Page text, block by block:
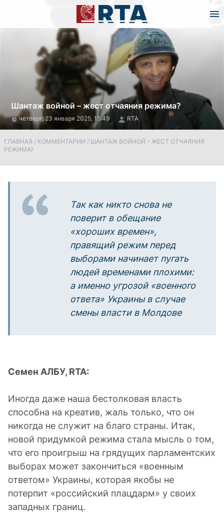
Шантаж войной – жест отчаяния режима?
четверг, 23 января 2025, 15:49 RTA
ГЛАВНАЯ / КОММЕНТАРИИ / ШАНТАЖ ВОЙНОЙ – ЖЕСТ ОТЧАЯНИЯ
РЕЖИМА?
Так как никто снова не
поверит в обещание
«хороших времен»,
правящий режим перед
выборами начинает пугать
людей временами плохими:
а именно угрозой «военного
ответа» Украины в случае
смены власти в Молдове
Семен АЛБУ, RTA:
Иногда даже наша бестолковая власть
способна на креатив, жаль только, что он
никогда не служит на благо страны. Итак,
новой придумкой режима стала мысль о том,
что его проигрыш на грядущих парламентских
выборах может закончиться «военным
ответом» Украины, которая якобы не
потерпит «российский плацдарм» у своих
западных границ.